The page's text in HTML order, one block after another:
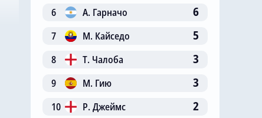
6 А. Гарначо 6
7 М. Кайседо 5
8 Т. Чалоба 3
9 М. Гию 3
10 Р. Джеймс 2